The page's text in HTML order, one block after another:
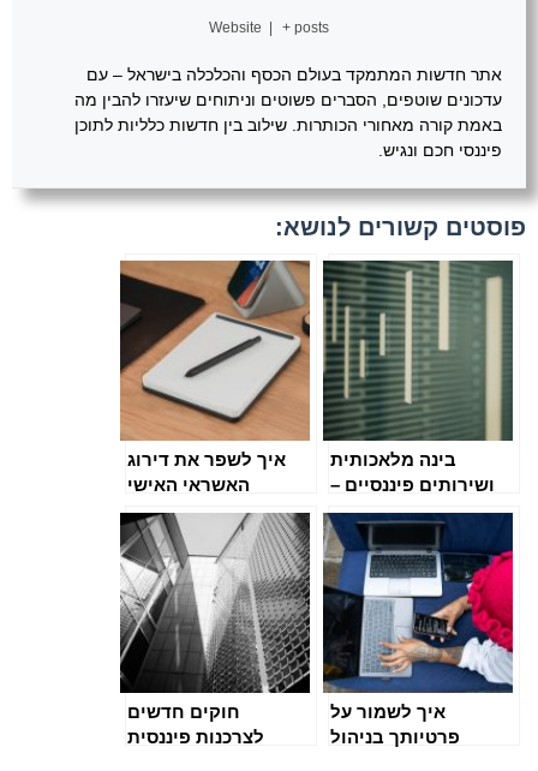
Website + posts
אתר חדשות המתמקד בעולם הכסף והכלכלה בישראל – עם
עדכונים שוטפים, הסברים פשוטים וניתוחים שיעזרו להבין מה
באמת קורה מאחורי הכותרות. שילוב בין חדשות כלליות לתוכן
פיננסי חכם ונגיש.
פוסטים קשורים לנושא:
בינה מלאכותית
ושירותים פיננסיים –
החברה החדשה של
הפיננסים
איך לשפר את דירוג
האשראי האישי
בגירסת 2025 – טיפים
מעשיים
איך לשמור על
פרטיותך בניהול
חוקים חדשים
לצרכנות פיננסית